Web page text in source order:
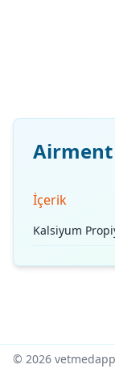
Airment
İçerik
Kalsiyum
© 2026